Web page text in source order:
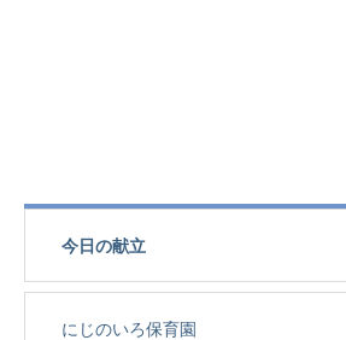
今日の献立
にじのいろ保育園